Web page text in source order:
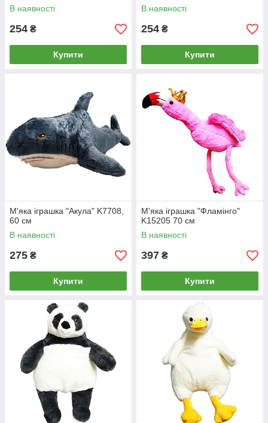
В наявності
254 ₴
Купити
В наявності
254 ₴
Купити
М'яка іграшка "Акула" K7708,
60 см
В наявності
275 ₴
Купити
М'яка іграшка "Фламінго"
K15205 70 см
В наявності
397 ₴
Купити